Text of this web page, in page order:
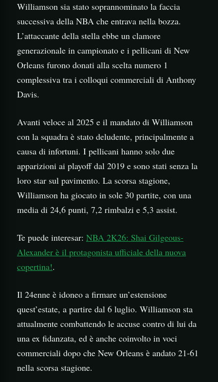
Williamson sia stato soprannominato la faccia
successiva della NBA che entrava nella bozza.
L’attaccante della stella ebbe un clamore
generazionale in campionato e i pellicani di New
Orleans furono donati alla scelta numero 1
complessiva tra i colloqui commerciali di Anthony
Davis.
Avanti veloce al 2025 e il mandato di Williamson
con la squadra è stato deludente, principalmente a
causa di infortuni. I pellicani hanno solo due
apparizioni ai playoff dal 2019 e sono stati senza la
loro star sul pavimento. La scorsa stagione,
Williamson ha giocato in sole 30 partite, con una
media di 24,6 punti, 7,2 rimbalzi e 5,3 assist.
Te puede interesar: NBA 2K26: Shai Gilgeous-
Alexander è il protagonista ufficiale della nuova
copertina!.
Il 24enne è idoneo a firmare un’estensione
quest’estate, a partire dal 6 luglio. Williamson sta
attualmente combattendo le accuse contro di lui da
una ex fidanzata, ed è anche coinvolto in voci
commerciali dopo che New Orleans è andato 21-61
nella scorsa stagione.